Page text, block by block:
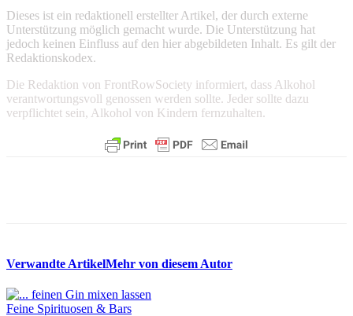
Dieses ist ein redaktionell erstellter Artikel, der durch externe
Unterstützung möglich gemacht wurde. Die Unterstützung hat
jedoch keinen Einfluss auf den hier abgebildeten Inhalt. Es gilt der
Redaktionskodex.
Die Redaktion von FrontRowSociety informiert, dass Alkohol
verantwortungsvoll genossen werden sollte. Jeder sollte dazu
verpflichtet sein, Alkohol von Kindern fernzuhalten.
Verwandte ArtikelMehr von diesem Autor
Feine Spirituosen & Bars